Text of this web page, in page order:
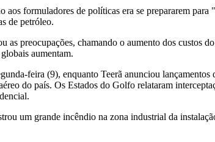
formuladores de políticas era se prepararem
de petróleo.
as preocupações, chamando o aumento dos custos
aumentam.
feira (9), enquanto Teerã anunciou
do país. Os Estados do Golfo relataram
um grande incêndio na zona industrial da